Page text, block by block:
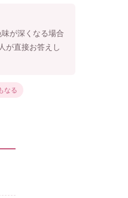
が深くなる場合
が直接お答えし
なる